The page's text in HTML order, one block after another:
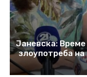
Јаневска:
злоупотреба на